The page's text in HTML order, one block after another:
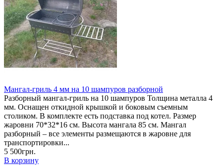
Мангал-гриль 4 мм на 10 шампуров разборной
Разборный мангал-гриль на 10 шампуров Толщина металла 4
мм. Оснащен откидной крышкой и боковым съемным
столиком. В комплекте есть подставка под котел. Размер
жаровни 70*32*16 см. Высота мангала 85 см. Мангал
разборный – все элементы размещаются в жаровне для
транспортировки...
5 500грн.
В корзину